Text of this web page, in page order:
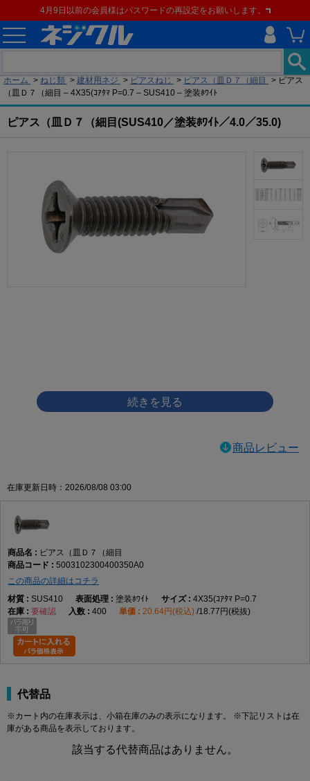
4月9日以前の会員様はパスワードの再設定をお願いします。
ホーム > ねじ類 > 建材用ネジ > ピアスねじ > ピアス（皿Ｄ７（細目 > ピアス
（皿Ｄ７（細目 – 4X35(ｺｱﾀﾏ P=0.7 – SUS410 – 塗装ﾎﾜｲﾄ
ピアス（皿Ｄ７（細目(SUS410／塗装ﾎﾜｲﾄ／4.0／35.0)
商品レビュー
在庫更新日時：2026/08/08 03:00
ピアス（皿Ｄ７（細目
5003102300400350A0
この商品の詳細はコチラ
SUS410
塗装ﾎﾜｲﾄ
4X35(ｺｱﾀﾏ P=0.7
要確認
400 20.64円(税込) 18.77円(税抜)
代替品
※カート内の在庫表示は、小箱在庫のみの表示になります。 ※下記リストは在
庫がある商品を表示しております。
該当する代替商品はありません。